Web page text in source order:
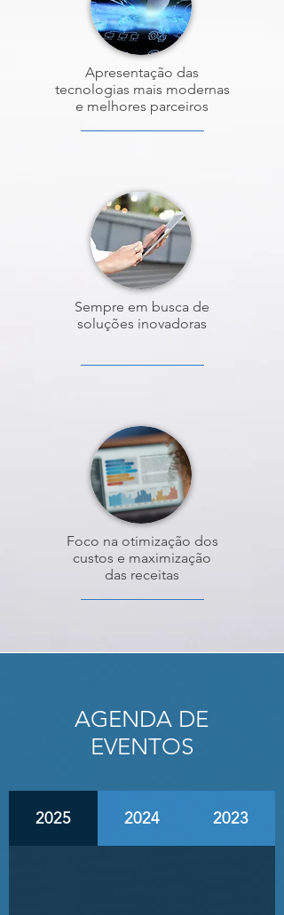
Apresentação das
tecnologias mais modernas
e melhores parceiros
Sempre em busca de
soluções inovadoras
Foco na otimização dos
custos e maximização
das receitas
AGENDA DE
EVENTOS
2025 2024 2023